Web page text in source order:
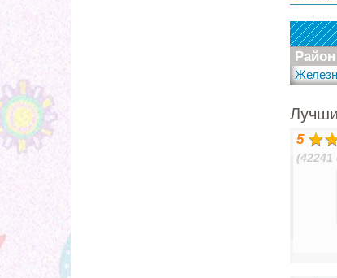
5
(42241